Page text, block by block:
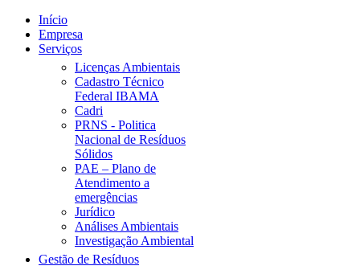
Início
Empresa
Serviços
Licenças Ambientais
Cadastro Técnico
Federal IBAMA
Cadri
PRNS - Politica
Nacional de Resíduos
Sólidos
PAE – Plano de
Atendimento a
emergências
Jurídico
Análises Ambientais
Investigação Ambiental
Gestão de Resíduos